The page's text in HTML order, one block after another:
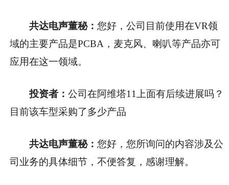
共达电声董秘：您好，公司目前使用在VR领
域的主要产品是PCBA，麦克风、喇叭等产品亦可
应用在这一领域。
投资者：公司在阿维塔11上面有后续进展吗？
目前该车型采购了多少产品
共达电声董秘：您好，您所询问的内容涉及公
司业务的具体细节，不便答复，感谢理解。